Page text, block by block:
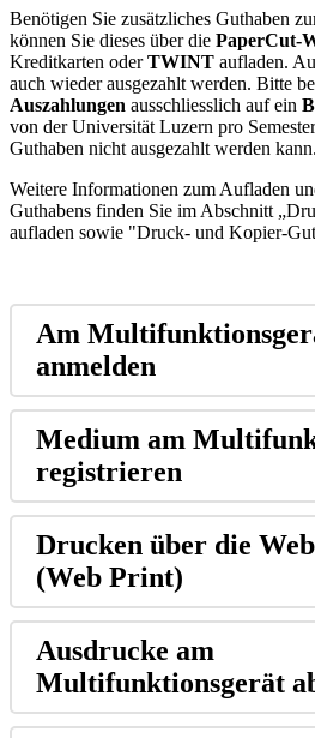
Benötigen Sie zusätzliches Guthaben
können Sie dieses über die PaperCut-
Kreditkarten oderTWINT aufladen.
auch wieder ausgezahlt werden. Bitte
Auszahlungen ausschliesslich auf ein
von der Universität Luzern pro
Guthaben nicht ausgezahlt werden kann.
Weitere Informationen zum Aufladen
Guthabens finden Sie im Abschnitt
aufladen sowie "Druck- und Kopier-
Am
anmelden
Medium am
registrieren
Drucken über die
(Web Print)
Ausdrucke am
Multifunktionsgerät